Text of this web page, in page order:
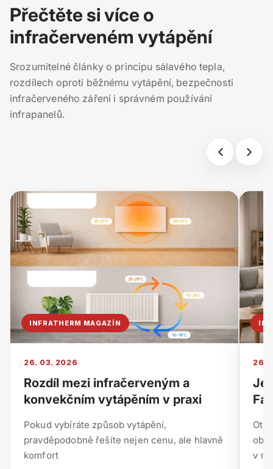
Přečtěte si více o
infračerveném vytápění
Srozumitelné články o principu sálavého tepla,
rozdílech oproti běžnému vytápění, bezpečnosti
infračerveného záření i správném používání
infrapanelů.
INFRATHERM MAGAZÍN
26. 03. 2026
Rozdíl mezi infračerveným a
konvekčním vytápěním v praxi
Pokud vybíráte způsob vytápění,
pravděpodobně řešíte nejen cenu, ale hlavně
komfort
26.
Je
v